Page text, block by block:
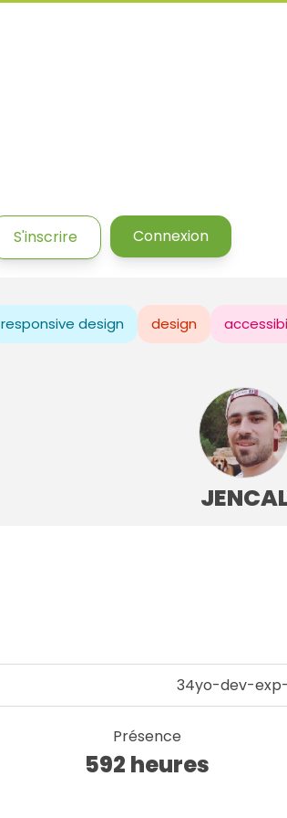
S'inscrire Connexion
responsive design design
34yo-dev-
Présence
592 heures